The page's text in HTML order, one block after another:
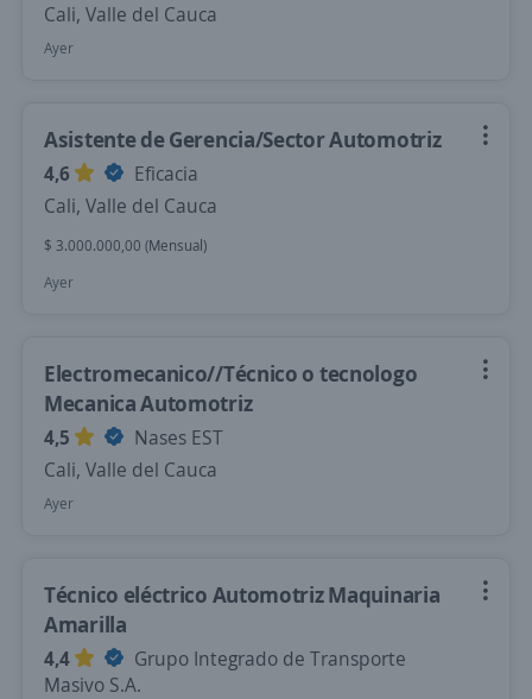
Cali, Valle del Cauca
Ayer
Asistente de Gerencia/Sector Automotriz
4,6
Eficacia
Cali, Valle del Cauca
$ 3.000.000,00 (Mensual)
Ayer
Electromecanico//Técnico o tecnologo
Mecanica Automotriz
4,5
Nases EST
Cali, Valle del Cauca
Ayer
Técnico eléctrico Automotriz Maquinaria
Amarilla
4,4
Grupo Integrado de Transporte
Masivo S.A.